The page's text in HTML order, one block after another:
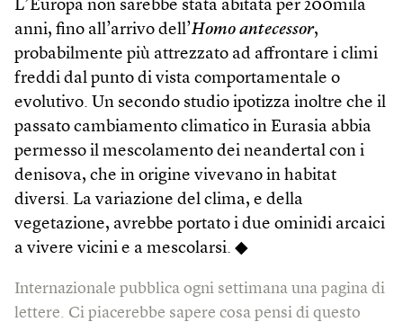
L’Europa non sarebbe stata abitata per 200mila
anni, fino all’arrivo dell’Homo antecessor,
probabilmente più attrezzato ad affrontare i climi
freddi dal punto di vista comportamentale o
evolutivo. Un secondo studio ipotizza inoltre che il
passato cambiamento climatico in Eurasia abbia
permesso il mescolamento dei neandertal con i
denisova, che in origine vivevano in habitat
diversi. La variazione del clima, e della
vegetazione, avrebbe portato i due ominidi arcaici
a vivere vicini e a mescolarsi. ◆
Internazionale pubblica ogni settimana una pagina di
lettere. Ci piacerebbe sapere cosa pensi di questo